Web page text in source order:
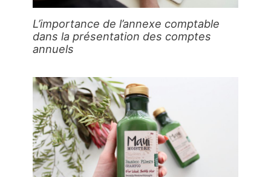
L’importance de l’annexe comptable
dans la présentation des comptes
annuels